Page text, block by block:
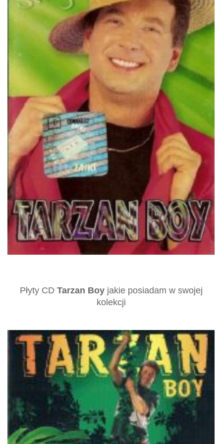
Płyty CD Tarzan Boyjakie posiadam w swojej
kolekcji